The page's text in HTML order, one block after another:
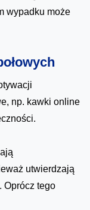
wypadku może
np. kawki online
utwierdzają
Oprócz tego